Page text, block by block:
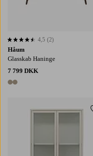
Håum
Glasskab Haninge
7 799 DKK
2 farver
4,5 baseret på 2 bedømmelser
4,5 (2)